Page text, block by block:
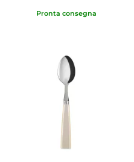
Pronta consegna